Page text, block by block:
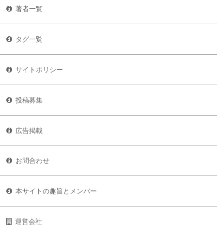
著者一覧
タグ一覧
サイトポリシー
投稿募集
広告掲載
お問合わせ
本サイトの趣旨とメンバー
運営会社